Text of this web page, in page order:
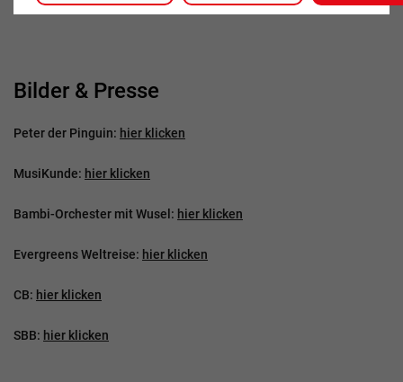
Bilder & Presse
Peter der Pinguin: hier klicken
MusiKunde: hier klicken
Bambi-Orchester mit Wusel: hier klicken
Evergreens Weltreise: hier klicken
CB: hier klicken
SBB: hier klicken